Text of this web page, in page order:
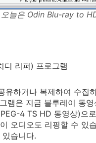
늘은 Odin Blu-ray to
디 리퍼) 프로그램
유하거나 복제하여 수집
램은 지금 블루레이 동영
4 TS HD 동영상)으
오디오도 리핑할 수 있
습니다.